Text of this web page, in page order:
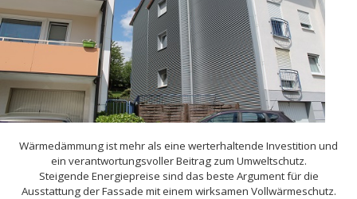
Wärmedämmung ist mehr als eine werterhaltende Investition und
ein verantwortungsvoller Beitrag zum Umweltschutz.
Steigende Energiepreise sind das beste Argument für die
Ausstattung der Fassade mit einem wirksamen Vollwärmeschutz.